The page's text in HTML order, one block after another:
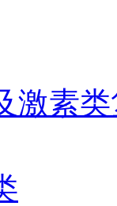
激素